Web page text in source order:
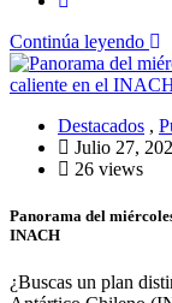
Continúa leyendo
Destacados ,
Julio 27,
26 views
Panorama del
INACH
¿Buscas un plan